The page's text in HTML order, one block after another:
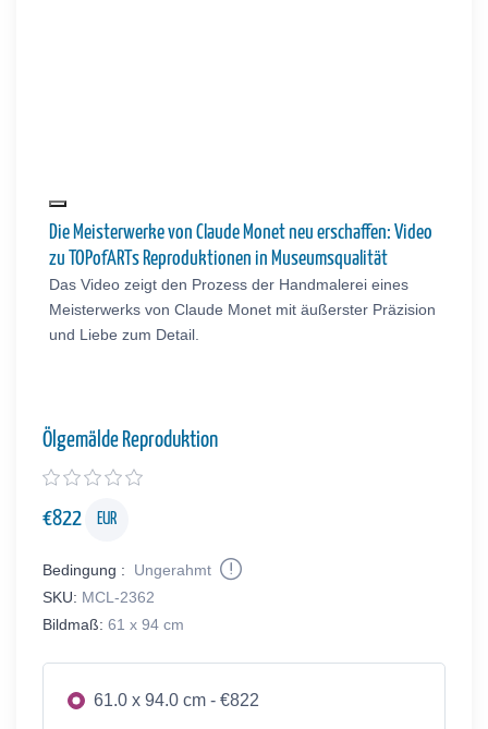
Die Meisterwerke von Claude Monet neu erschaffen: Video
zu TOPofARTs Reproduktionen in Museumsqualität
Das Video zeigt den Prozess der Handmalerei eines
Meisterwerks von Claude Monet mit äußerster Präzision
und Liebe zum Detail.
Ölgemälde Reproduktion
€822 EUR
Bedingung :
Ungerahmt
SKU: MCL-2362
Bildmaß: 61 x 94 cm
61.0 x 94.0 cm - €822